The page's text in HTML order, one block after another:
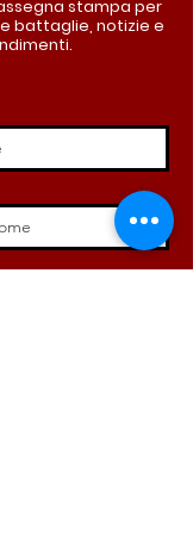
stampa per
battaglie, notizie e